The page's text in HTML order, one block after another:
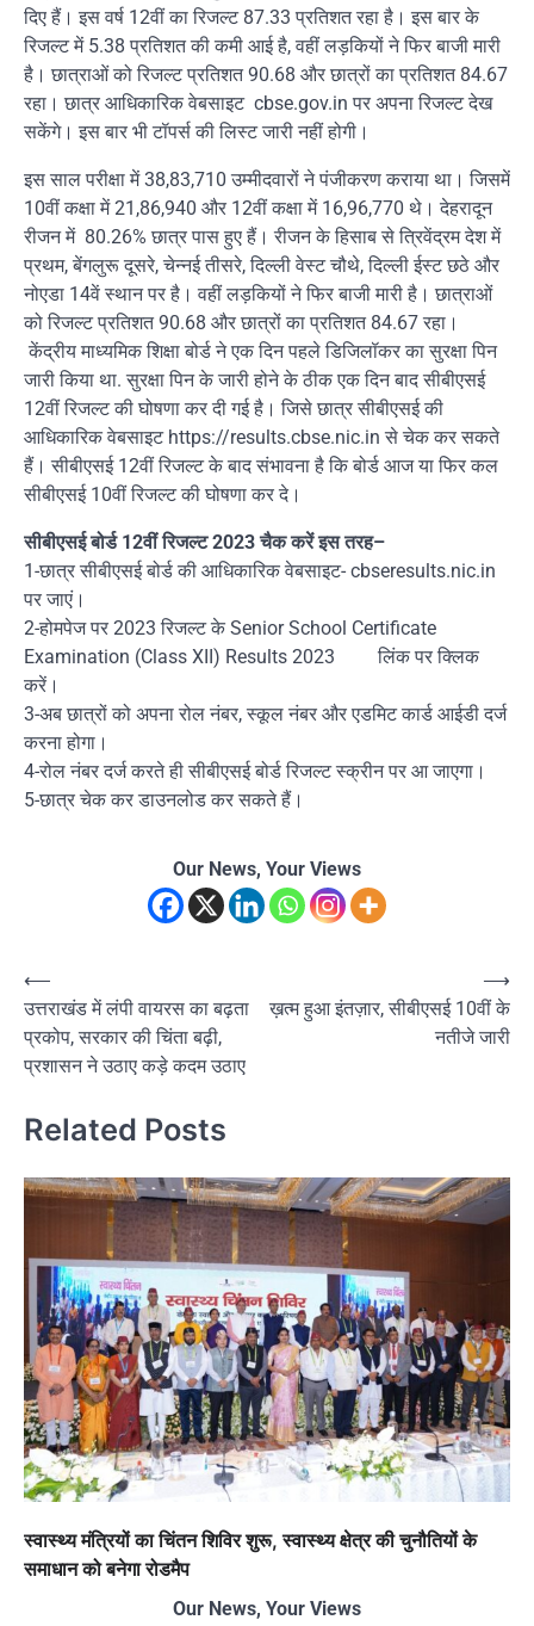
दिए हैं। इस वर्ष 12वीं का रिजल्ट 87.33 प्रतिशत रहा है। इस बार के
रिजल्ट में 5.38 प्रतिशत की कमी आई है, वहीं लड़कियों ने फिर बाजी मारी
है। छात्राओं को रिजल्ट प्रतिशत 90.68 और छात्रों का प्रतिशत 84.67
रहा। छात्र आधिकारिक वेबसाइट cbse.gov.in पर अपना रिजल्ट देख
सकेंगे। इस बार भी टॉपर्स की लिस्ट जारी नहीं होगी।
इस साल परीक्षा में 38,83,710 उम्मीदवारों ने पंजीकरण कराया था। जिसमें
10वीं कक्षा में 21,86,940 और 12वीं कक्षा में 16,96,770 थे। देहरादून
रीजन में 80.26% छात्र पास हुए हैं। रीजन के हिसाब से त्रिवेंद्रम देश में
प्रथम, बेंगलुरू दूसरे, चेन्नई तीसरे, दिल्ली वेस्ट चौथे, दिल्ली ईस्ट छठे और
नोएडा 14वें स्थान पर है। वहीं लड़कियों ने फिर बाजी मारी है। छात्राओं
को रिजल्‍ट प्रतिशत 90.68 और छात्रों का प्रतिशत 84.67 रहा।
केंद्रीय माध्यमिक शिक्षा बोर्ड ने एक दिन पहले डिजिलॉकर का सुरक्षा पिन
जारी किया था. सुरक्षा पिन के जारी होने के ठीक एक दिन बाद सीबीएसई
12वीं रिजल्ट की घोषणा कर दी गई है। जिसे छात्र सीबीएसई की
आधिकारिक वेबसाइट https://results.cbse.nic.in से चेक कर सकते
हैं। सीबीएसई 12वीं रिजल्ट के बाद संभावना है कि बोर्ड आज या फिर कल
सीबीएसई 10वीं रिजल्ट की घोषणा कर दे।
सीबीएसई बोर्ड 12वीं रिजल्ट 2023 चैक करें इस तरह–
1-छात्र सीबीएसई बोर्ड की आधिकारिक वेबसाइट- cbseresults.nic.in
पर जाएं।
2-होमपेज पर 2023 रिजल्ट के Senior School Certificate
Examination (Class XII) Results 2023 लिंक पर क्लिक
करें।
3-अब छात्रों को अपना रोल नंबर, स्कूल नंबर और एडमिट कार्ड आईडी दर्ज
करना होगा।
4-रोल नंबर दर्ज करते ही सीबीएसई बोर्ड रिजल्ट स्क्रीन पर आ जाएगा।
5-छात्र चेक कर डाउनलोड कर सकते हैं।
Our News, Your Views
Post
navigation
⟵
उत्तराखंड में लंपी वायरस का बढ़ता
प्रकोप, सरकार की चिंता बढ़ी,
प्रशासन ने उठाए कड़े कदम उठाए
ख़त्म हुआ इंतज़ार, सीबीएसई 10वीं के
नतीजे जारी
⟶
Related Posts
स्वास्थ्य मंत्रियों का चिंतन शिविर शुरू, स्वास्थ्य क्षेत्र की चुनौतियों के
समाधान को बनेगा रोडमैप
Our News, Your Views